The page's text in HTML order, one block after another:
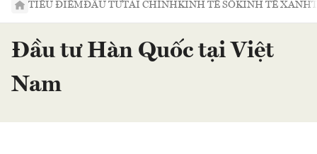
TIÊU ĐIỂMĐẦU TƯTÀI CHÍNHKINH TẾ SỐKINH TẾ XANH
Đầu tư Hàn Quốc tại Việt
Nam